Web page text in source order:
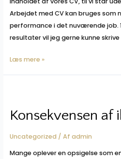
Arbejdet med CV kan bruges som
performance i det nuværende job.
resultater vil jeg gerne kunne
Få
dit
din
Læs mere »
Konsekvensen af
Uncategorized / Af admin
Mange oplever en opsigelse som